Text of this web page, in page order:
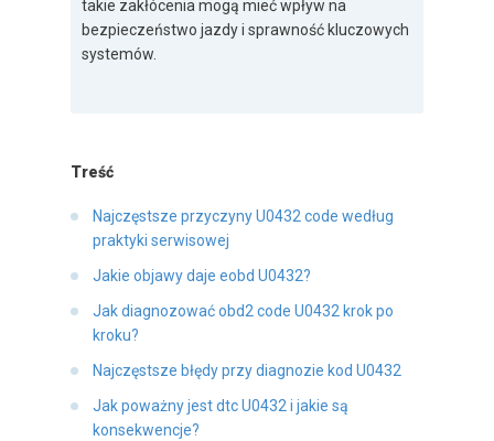
takie zakłócenia mogą mieć wpływ na
bezpieczeństwo jazdy i sprawność kluczowych
systemów.
Treść
Najczęstsze przyczyny U0432 code według
praktyki serwisowej
Jakie objawy daje eobd U0432?
Jak diagnozować obd2 code U0432 krok po
kroku?
Najczęstsze błędy przy diagnozie kod U0432
Jak poważny jest dtc U0432 i jakie są
konsekwencje?